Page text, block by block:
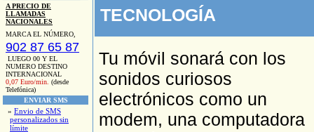
A PRECIO DE
LLAMADAS
NACIONALES
MARCA EL NÚMERO,
902 87 65 87
LUEGO 00 Y EL
NUMERO DESTINO
INTERNACIONAL
0,07 Euro/min. (desde
Telefónica)
ENVIAR SMS
» Envio de SMS
personalizados sin
límite
TECNOLOGÍA
Tu móvil sonará con los
sonidos curiosos
electrónicos como un
modem, una computadora